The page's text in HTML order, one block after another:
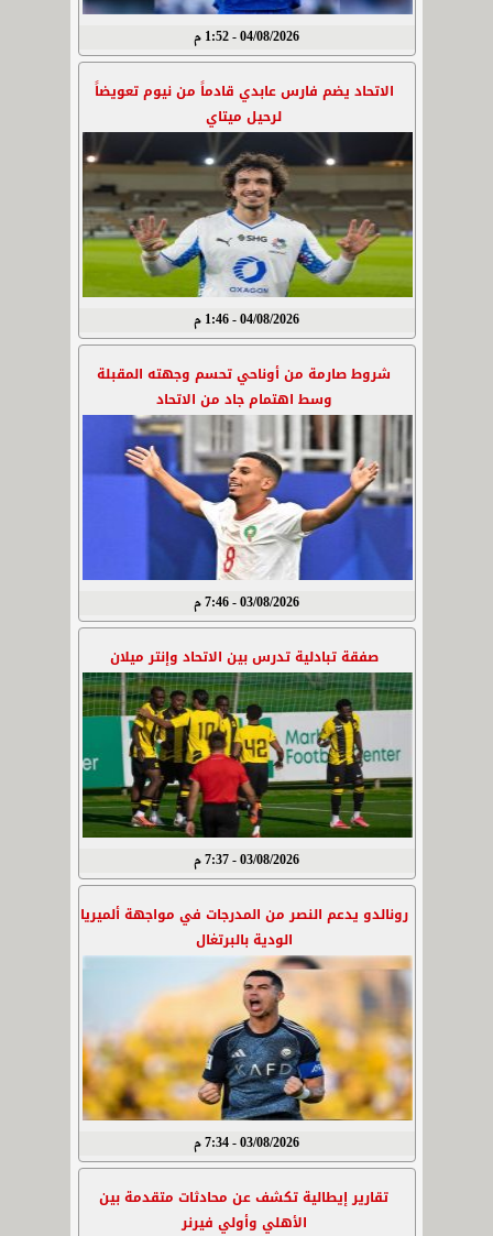
04/08/2026 - 1:52 م
الاتحاد يضم فارس عابدي قادماً من نيوم تعويضاً
لرحيل ميتاي
04/08/2026 - 1:46 م
شروط صارمة من أوناحي تحسم وجهته المقبلة
وسط اهتمام جاد من الاتحاد
03/08/2026 - 7:46 م
صفقة تبادلية تدرس بين الاتحاد وإنتر ميلان
03/08/2026 - 7:37 م
رونالدو يدعم النصر من المدرجات في مواجهة ألميريا
الودية بالبرتغال
03/08/2026 - 7:34 م
تقارير إيطالية تكشف عن محادثات متقدمة بين
الأهلي وأولي فيرنر